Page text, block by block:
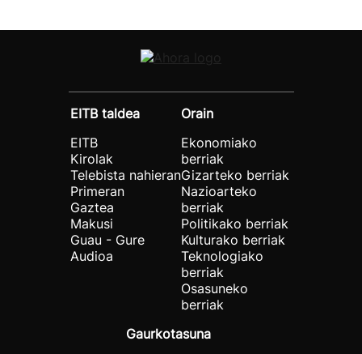
EITB taldea
EITB
Kirolak
Telebista nahieran
Primeran
Gaztea
Makusi
Guau - Gure
Audioa
Orain
Ekonomiako
berriak
Gizarteko berriak
Nazioarteko
berriak
Politikako berriak
Kulturako berriak
Teknologiako
berriak
Osasuneko
berriak
Gaurkotasuna